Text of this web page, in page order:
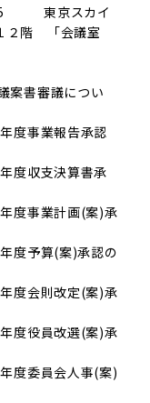
東京スカイ
２階 「会議室
案書審議につい
事業報告承認
収支決算書承
事業計画(案)承
予算(案)承認の
会則改定(案)承
役員改選(案)承
委員会人事(案)